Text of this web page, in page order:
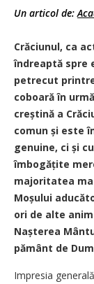
Un articol de:
Crăciunul, ca
îndreaptă spre
petrecut
coboară în
creștină a
comun și este
genuine, ci și
îmbogățite
majoritatea
Moșului
ori de alte
Nașterea
pământ de
Impresia